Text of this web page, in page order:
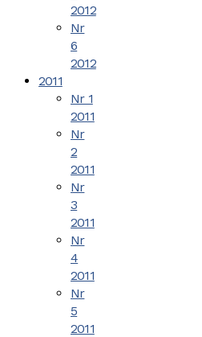
2012
Nr
6
2012
2011
Nr 1
2011
Nr
2
2011
Nr
3
2011
Nr
4
2011
Nr
5
2011